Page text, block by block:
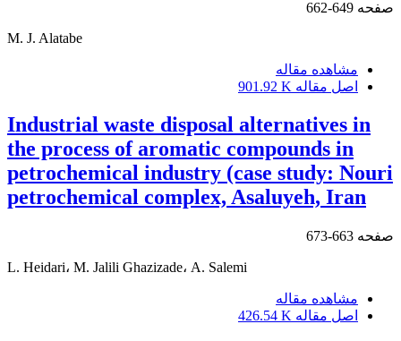
صفحه 649-662
M. J. Alatabe
مشاهده مقاله
اصل مقاله 901.92 K
Industrial waste disposal alternatives in
the process of aromatic compounds in
petrochemical industry (case study: Nouri
petrochemical complex, Asaluyeh, Iran
صفحه 663-673
L. Heidari، M. Jalili Ghazizade، A. Salemi
مشاهده مقاله
اصل مقاله 426.54 K